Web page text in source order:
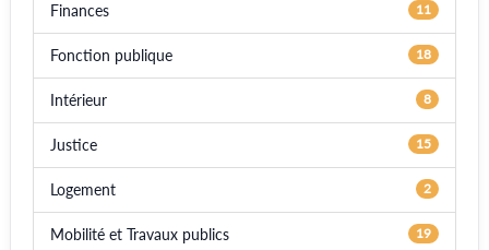
Finances 11
Fonction publique 18
Intérieur 8
Justice 15
Logement 2
Mobilité et Travaux publics 19